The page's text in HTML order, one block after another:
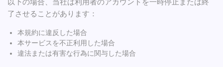
以下の場合、当社は利用者のアカウントを一時停止または終
了させることがあります：
本規約に違反した場合
本サービスを不正利用した場合
違法または有害な行為に関与した場合